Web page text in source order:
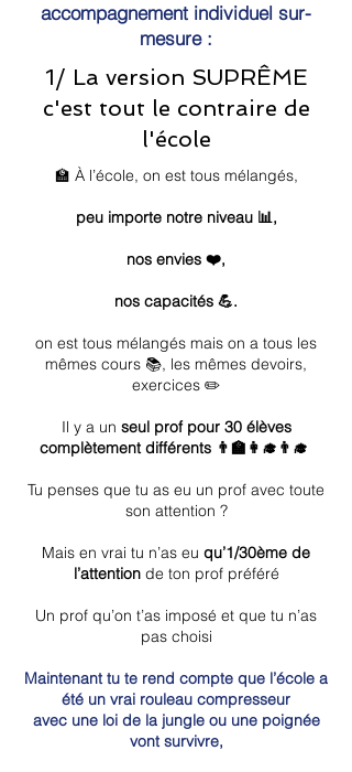
accompagnement individuel sur-
mesure :
1/ La version SUPRÊME
c'est tout le contraire de
l'école
🏫 À l’école, on est tous mélangés,
peu importe notre niveau 📊,
nos envies ❤️,
nos capacités 💪.
on est tous mélangés mais on a tous les
mêmes cours 📚, les mêmes devoirs,
exercices ✏️
Il y a un seul prof pour 30 élèves
complètement différents 👨‍🏫👩‍🎓👨‍🎓
Tu penses que tu as eu un prof avec toute
son attention ?
Mais en vrai tu n’as eu qu’1/30ème de
l’attentionde ton prof préféré
Un prof qu’on t’as imposé et que tu n’as
pas choisi
Maintenant tu te rend compte que l’école a
été un vrai rouleau compresseur
avec une loi de la jungle ou une poignée
vont survivre,